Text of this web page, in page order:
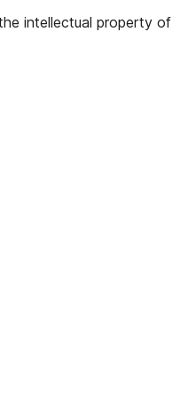
intellectual property of